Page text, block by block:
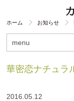
ホーム お知らせ
menu
華密恋ナチュラ
2016.05.12